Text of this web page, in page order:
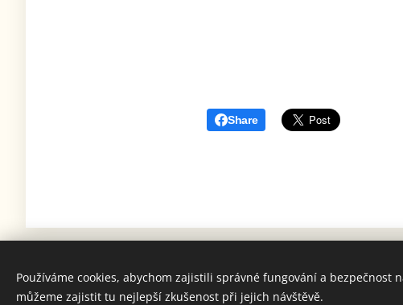
Share
MŠ a
Používáme cookies, abychom zajistili správné fungování a bezpečnost
můžeme zajistit tu nejlepší zkušenost při jejich návštěvě.